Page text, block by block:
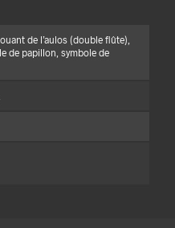
de l’aulos (double flûte),
de papillon, symbole de